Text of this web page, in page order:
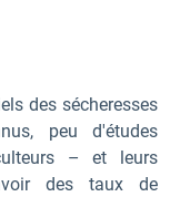
des sécheresses
peu d'études
– et leurs
des taux de